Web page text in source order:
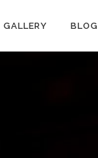
GALLERY BLOG